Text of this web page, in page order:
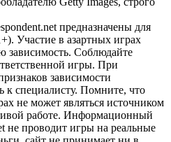
предназначены для
Участие в азартных играх
зависимость. Соблюдайте
игры. При
зависимости
к специалисту. Помните, что
не может являться источником
работе. Информационный
не проводит игры на реальные